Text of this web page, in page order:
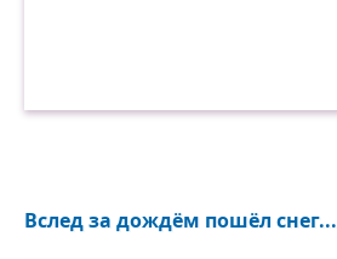
Вслед за дождём пошёл снег...